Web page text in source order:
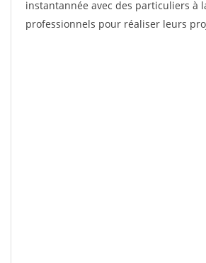
instantannée avec des particuliers à
professionnels pour réaliser leurs